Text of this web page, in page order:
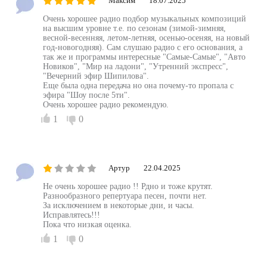
Очень хорошее радио подбор музыкальных композиций
на высшим уровне т.е. по сезонам (зимой-зимняя,
весной-весенняя, летом-летняя, осенью-осеняя, на новый
год-новогодняя). Сам слушаю радио с его основания, а
так же и программы интересные "Самые-Самые", "Авто
Новиков", "Мир на ладони", "Утренний экспресс",
"Вечерний эфир Шипилова".
Еще была одна передача но она почему-то пропала с
эфира "Шоу после 5ти".
Очень хорошее радио рекомендую.
1 0
Артур 22.04.2025
Не очень хорошее радио !! Рдно и тоже крутят.
Разнообразного репертуара песен, почти нет.
За исключением в некоторые дни, и часы.
Исправлятесь!!!
Пока что низкая оценка.
1 0